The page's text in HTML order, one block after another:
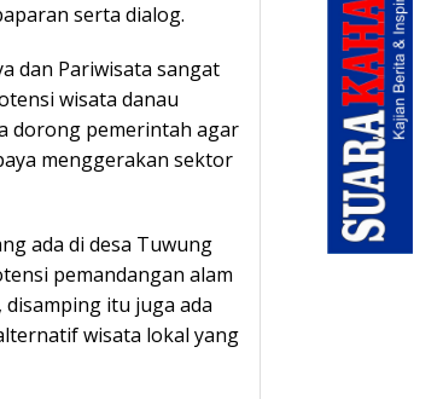
serta dialog.
dan Pariwisata sangat
wisata danau
dorong pemerintah agar
menggerakan sektor
ada di desa Tuwung
pemandangan alam
itu juga ada
wisata lokal yang